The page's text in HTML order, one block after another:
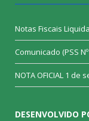
Notas Fiscais
Comunicado (PSS
NOTA OFICIAL 1 de
DESENVOLVIDO